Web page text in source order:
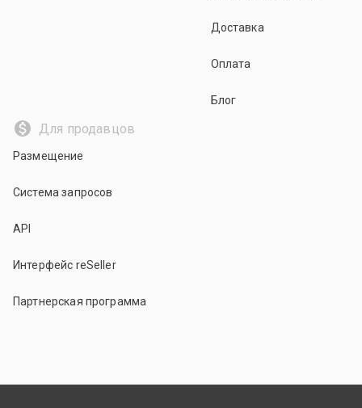
Доставка
Оплата
Блог
Для продавцов
Размещение
Система запросов
API
Интерфейс reSeller
Партнерская программа